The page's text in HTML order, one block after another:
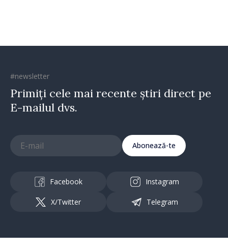
#newsletter
Primiți cele mai recente știri direct pe
E-mailul dvs.
Abonează-te
Facebook Instagram
X/Twitter Telegram